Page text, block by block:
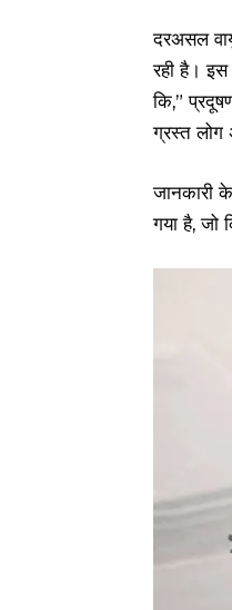
दरअसल
रही है।
कि,”
ग्रस्त लोग
जानकारी
गया है, जो